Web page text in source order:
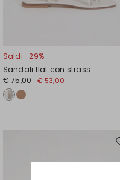
Saldi -29%
Sandali flat con strass
€ 75,00 € 53,00